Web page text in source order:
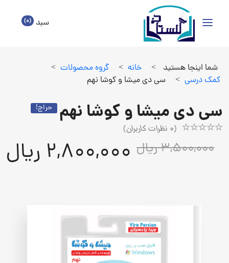
سبد (0)
شما اینجا هستید > خانه > گروه محصولات >
كمك درسي > سی دی میشا و کوشا نهم
سی دی میشا و کوشا نهم حراج!
5.00
(
0 نظرات کاربران)
3,500,000 ریال 2,800,000 ریال